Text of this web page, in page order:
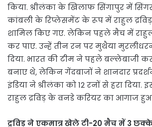
किया. श्रीलंका के खिलाफ सिंगापुर में
कांबली के रिप्लेसमेंट के रूप में राहुल द्रविड़
शामिल किए गए. लेकिन पहले मैच में
कर पाए. उन्हें तीन रन पर मुथैया
दिया. भारत की टीम ने पहले बल्लेबाजी
बनाए थे, लेकिन गेंदबाजों ने शानदार
इंडिया ने श्रीलंका को 12 रनों से हरा
राहुल द्रविड़ के वनडे करियर का आगाज
द्रविड़ ने एकमात्र खेले टी-20 मैच में 3